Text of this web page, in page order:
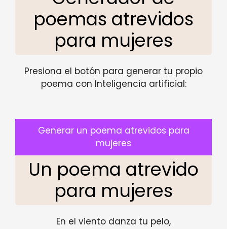
poemas atrevidos
para mujeres
Presiona el botón para generar tu propio
poema con Inteligencia artificial:
Generar un poema atrevidos para
mujeres
Un poema atrevido
para mujeres
En el viento danza tu pelo,